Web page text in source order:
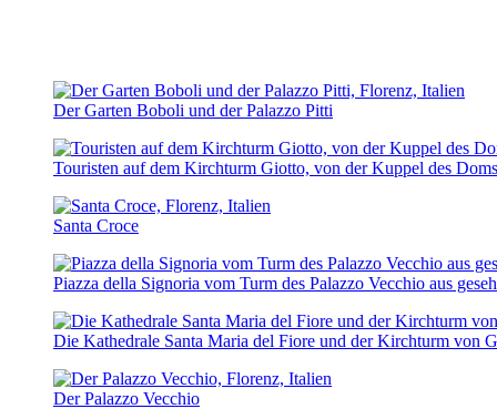
Der Garten Boboli und der Palazzo Pitti
Touristen auf dem Kirchturm Giotto, von der Kuppel des
Santa Croce
Piazza della Signoria vom Turm des Palazzo Vecchio aus
Die Kathedrale Santa Maria del Fiore und der Kirchturm von
Der Palazzo Vecchio